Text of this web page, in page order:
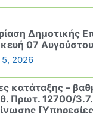
Δημοτικής
07 Αυγούστου
2026
κατάταξης –
Πρωτ. 12700/